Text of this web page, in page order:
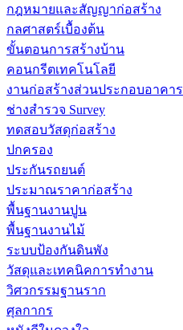
กฎหมายและสัญญาก่อสร้าง
กลศาสตร์เบื้องต้น
ขั้นตอนการสร้างบ้าน
คอนกรีตเทคโนโลยี
งานก่อสร้างส่วนประกอบอาคาร
ช่างสำรวจ Survey
ทดสอบวัสดุก่อสร้าง
ปกครอง
ประกันรถยนต์
ประมาณราคาก่อสร้าง
พื้นฐานงานปูน
พื้นฐานงานไม้
ระบบป้องกันดินพัง
วัสดุและเทคนิคการทำงาน
วิศวกรรมฐานราก
ศุลกากร